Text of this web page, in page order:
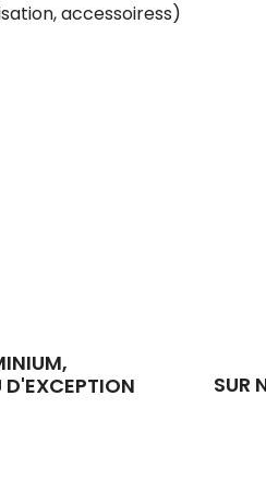
accessoiress)
D'EXCEPTION
SUR